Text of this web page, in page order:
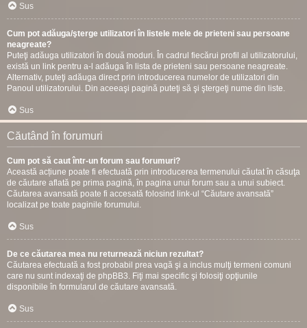
Sus
Cum pot adăuga/şterge utilizatori în listele mele de prieteni sau persoane
neagreate?
Puteţi adăuga utilizatori în două moduri. În cadrul fiecărui profil al utilizatorului,
există un link pentru a-l adăuga în lista de prieteni sau persoane neagreate.
Alternativ, puteţi adăuga direct prin introducerea numelor de utilizatori din
Panoul utilizatorului. Din aceeaşi pagină puteţi să şi ştergeţi nume din liste.
Sus
Căutând în forumuri
Cum pot să caut într-un forum sau forumuri?
Această acțiune poate fi efectuată prin introducerea termenului căutat în căsuţa
de căutare aflată pe prima pagină, în pagina unui forum sau a unui subiect.
Căutarea avansată poate fi accesată folosind link-ul “Căutare avansată”
localizat pe toate paginile forumului.
Sus
De ce căutarea mea nu returnează niciun rezultat?
Căutarea efectuată a fost probabil prea vagă şi a inclus mulţi termeni comuni
care nu sunt indexaţi de phpBB3. Fiţi mai specific şi folosiţi opţiunile
disponibile în formularul de căutare avansată.
Sus